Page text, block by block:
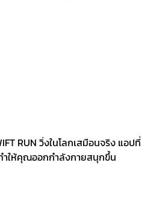
RUN วิ่งในโลกเสมือนจริง แอปที่
ำให้คุณออกกำลังกายสนุกขึ้น